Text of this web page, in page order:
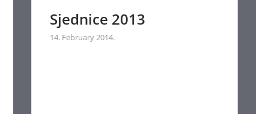
Sjednice 2013
14. February 2014.